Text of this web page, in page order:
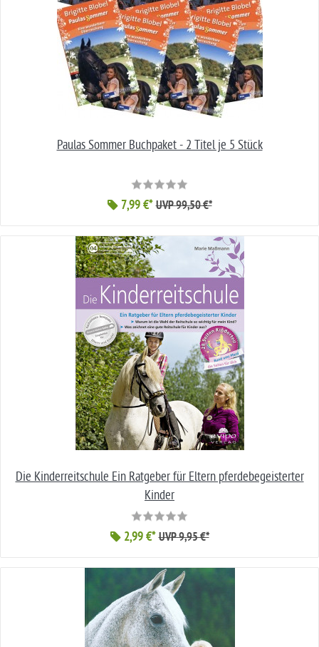
Paulas Sommer Buchpaket - 2 Titel je 5 Stück
7,99 €* UVP 99,50 €*
Die Kinderreitschule Ein Ratgeber für Eltern pferdebegeisterter
Kinder
2,99 €* UVP 9,95 €*